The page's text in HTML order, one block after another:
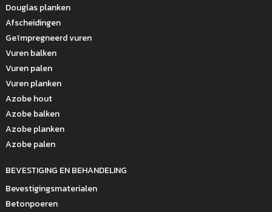
Douglas planken
Afscheidingen
Geïmpregneerd vuren
Vuren balken
Vuren palen
Vuren planken
Azobe hout
Azobe balken
Azobe planken
Azobe palen
BEVESTIGING EN BEHANDELING
Bevestigingsmaterialen
Betonpoeren